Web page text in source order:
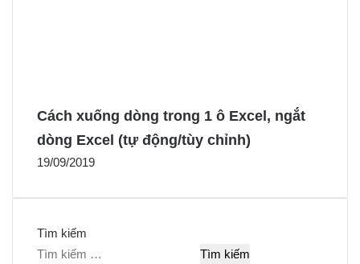
Cách xuống dòng trong 1 ô Excel, ngắt
dòng Excel (tự động/tùy chỉnh)
19/09/2019
Tìm kiếm
T